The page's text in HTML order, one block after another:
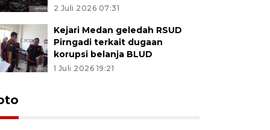
2 Juli 2026 07:31
Kejari Medan geledah RSUD
Pirngadi terkait dugaan
korupsi belanja BLUD
1 Juli 2026 19:21